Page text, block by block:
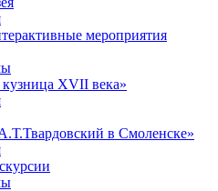
мероприятия
XVII века»
в Смоленске»